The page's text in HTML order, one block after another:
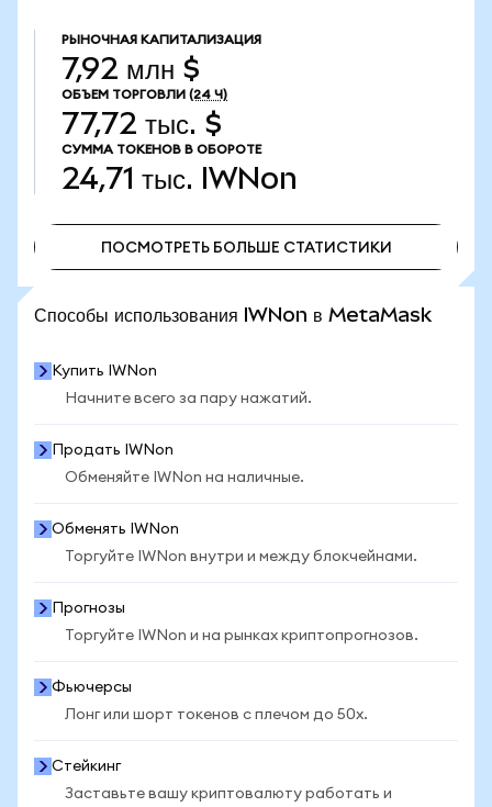
РЫНОЧНАЯ КАПИТАЛИЗАЦИЯ
7,92 млн $
ОБЪЕМ ТОРГОВЛИ (24 Ч)
77,72 тыс. $
СУММА ТОКЕНОВ В ОБОРОТЕ
24,71 тыс. IWNon
ПОСМОТРЕТЬ БОЛЬШЕ СТАТИСТИКИ
Способы использования IWNon в MetaMask
Купить IWNon
Начните всего за пару нажатий.
Продать IWNon
Обменяйте IWNon на наличные.
Обменять IWNon
Торгуйте IWNon внутри и между блокчейнами.
Прогнозы
Торгуйте IWNon и на рынках криптопрогнозов.
Фьючерсы
Лонг или шорт токенов с плечом до 50x.
Стейкинг
Заставьте вашу криптовалюту работать и